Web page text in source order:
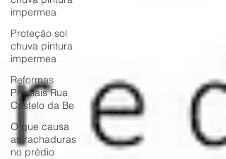
impermea
Proteção sol
chuva pintura
impermea
Reformas
Prediais Rua
Castelo da Be
O que causa
as rachaduras
no prédio